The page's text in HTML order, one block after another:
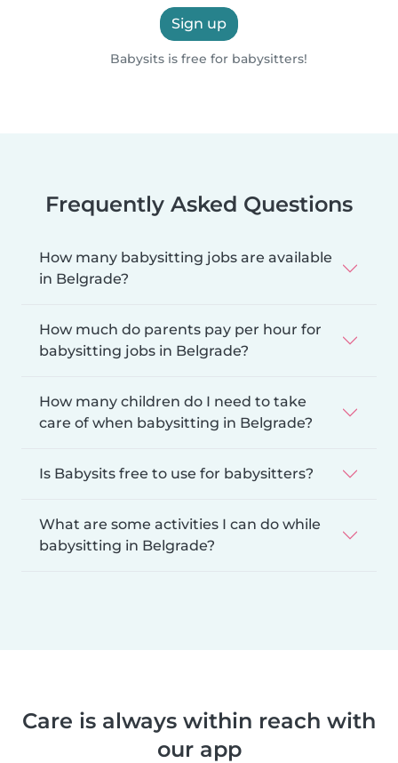
Sign up
Babysits is free for babysitters!
Frequently Asked Questions
How many babysitting jobs are available
in Belgrade?
How much do parents pay per hour for
babysitting jobs in Belgrade?
How many children do I need to take
care of when babysitting in Belgrade?
Is Babysits free to use for babysitters?
What are some activities I can do while
babysitting in Belgrade?
Care is always within reach with
our app